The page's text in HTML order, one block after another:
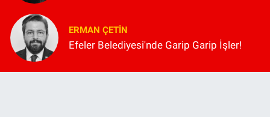
ERMAN ÇETIN
Efeler Belediyesi'nde Garip Garip İşler!